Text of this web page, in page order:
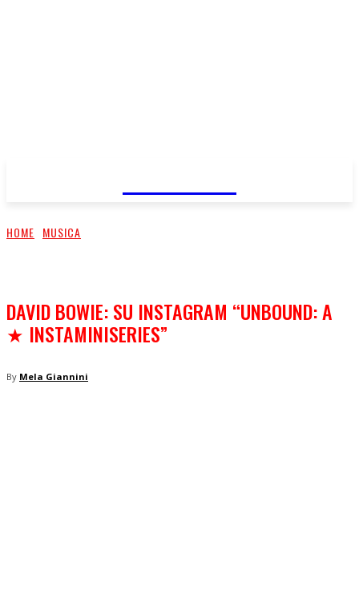
HOME MUSICA
DAVID BOWIE: SU INSTAGRAM “UNBOUND: A
★ INSTAMINISERIES”
By Mela Giannini